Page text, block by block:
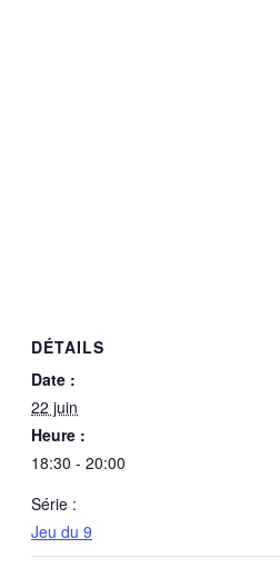
DÉTAILS
Date :
22 juin
Heure :
18:30 - 20:00
Série :
Jeu du 9